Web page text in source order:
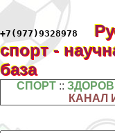
+7(977)9328978
спорт -
база
СПОРТ ::
КАНАЛ